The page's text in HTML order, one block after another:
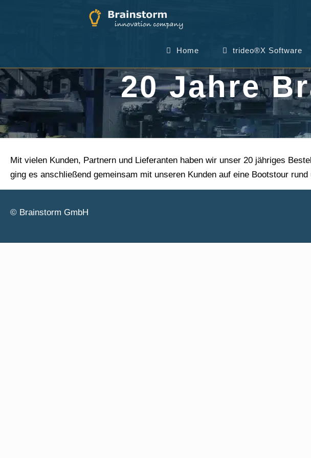
Home trideo®X Software
20 Jahre
Mit vielen Kunden, Partnern und Lieferanten haben wir unser 20 jähriges
ging es anschließend gemeinsam mit unseren Kunden auf eine Bootstour rund
© Brainstorm GmbH